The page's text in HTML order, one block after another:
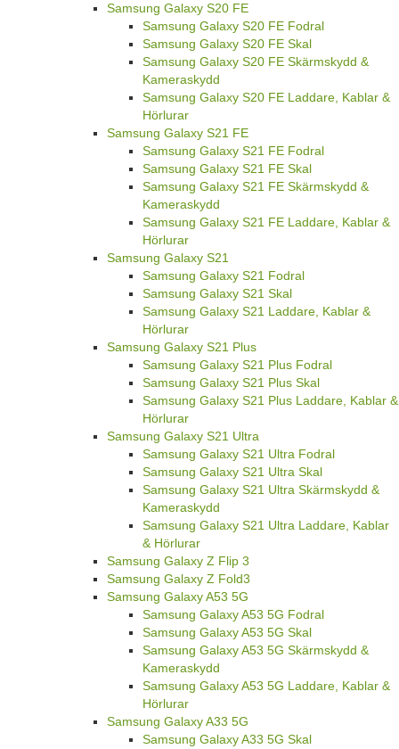
Samsung Galaxy S20 FE
Samsung Galaxy S20 FE Fodral
Samsung Galaxy S20 FE Skal
Samsung Galaxy S20 FE Skärmskydd &
Kameraskydd
Samsung Galaxy S20 FE Laddare, Kablar &
Hörlurar
Samsung Galaxy S21 FE
Samsung Galaxy S21 FE Fodral
Samsung Galaxy S21 FE Skal
Samsung Galaxy S21 FE Skärmskydd &
Kameraskydd
Samsung Galaxy S21 FE Laddare, Kablar &
Hörlurar
Samsung Galaxy S21
Samsung Galaxy S21 Fodral
Samsung Galaxy S21 Skal
Samsung Galaxy S21 Laddare, Kablar &
Hörlurar
Samsung Galaxy S21 Plus
Samsung Galaxy S21 Plus Fodral
Samsung Galaxy S21 Plus Skal
Samsung Galaxy S21 Plus Laddare, Kablar &
Hörlurar
Samsung Galaxy S21 Ultra
Samsung Galaxy S21 Ultra Fodral
Samsung Galaxy S21 Ultra Skal
Samsung Galaxy S21 Ultra Skärmskydd &
Kameraskydd
Samsung Galaxy S21 Ultra Laddare, Kablar
& Hörlurar
Samsung Galaxy Z Flip 3
Samsung Galaxy Z Fold3
Samsung Galaxy A53 5G
Samsung Galaxy A53 5G Fodral
Samsung Galaxy A53 5G Skal
Samsung Galaxy A53 5G Skärmskydd &
Kameraskydd
Samsung Galaxy A53 5G Laddare, Kablar &
Hörlurar
Samsung Galaxy A33 5G
Samsung Galaxy A33 5G Skal